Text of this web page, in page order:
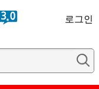
로그인